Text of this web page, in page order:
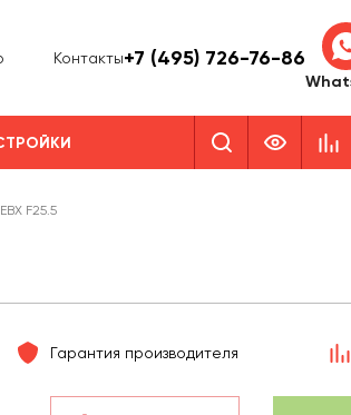
Контакты+7 (495) 726-76-86
F25.5
Гарантия производителя